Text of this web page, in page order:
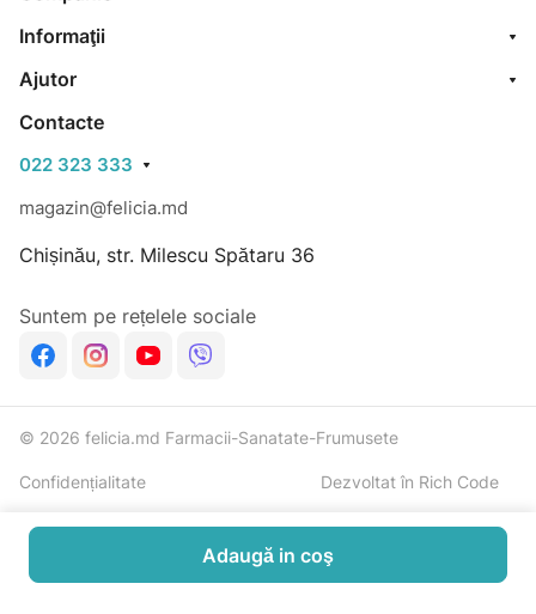
Informaţii
Ajutor
Contacte
022 323 333
magazin@felicia.md
Chișinău, str. Milescu Spătaru 36
Suntem pe rețelele sociale
© 2026 felicia.md Farmacii-Sanatate-Frumusete
Confidențialitate Dezvoltat în Rich Code
Adaugă in coş